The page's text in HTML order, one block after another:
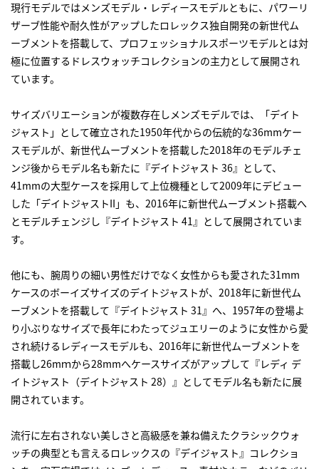
現行モデルではメンズモデル・レディースモデルともに、パワーリ
ザーブ性能や耐久性がアップしたロレックス独自開発の新世代ム
ーブメントを搭載して、プロフェッショナルスポーツモデルとは対
極に位置するドレスウォッチコレクションの主力として展開され
ています。
サイズバリエーションが複数存在しメンズモデルでは、「デイト
ジャスト」として確立された1950年代からの伝統的な36mmケー
スモデルが、新世代ムーブメントを搭載した2018年のモデルチェ
ンジ後からモデル名も新たに『デイトジャスト 36』として、
41mmの大型ケースを採用して上位機種として2009年にデビュー
した「デイトジャストII」も、2016年に新世代ムーブメント搭載へ
とモデルチェンジし『デイトジャスト 41』として展開されていま
す。
他にも、腕周りの細い男性だけでなく女性からも愛された31mm
ケースのボーイズサイズのデイトジャストが、2018年に新世代ム
ーブメントを搭載して『デイトジャスト 31』へ、1957年の登場よ
り小ぶりなサイズで長年にわたってジュエリーのように女性から愛
され続けるレディースモデルも、2016年に新世代ムーブメントを
搭載し26mｍから28mmへケースサイズがアップして『レディ デ
イトジャスト（デイトジャスト 28）』としてモデル名も新たに展
開されています。
流行に左右されない美しさと高級感を兼ね備えたクラシックウォ
ッチの典型とも言えるロレックスの『デイジャスト』コレクショ